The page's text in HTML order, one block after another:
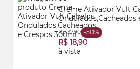
Creme Ativador Vult
Ondulados,Cacheados
300ml
R$ 37,90 -50%
R$ 18,90
à vista